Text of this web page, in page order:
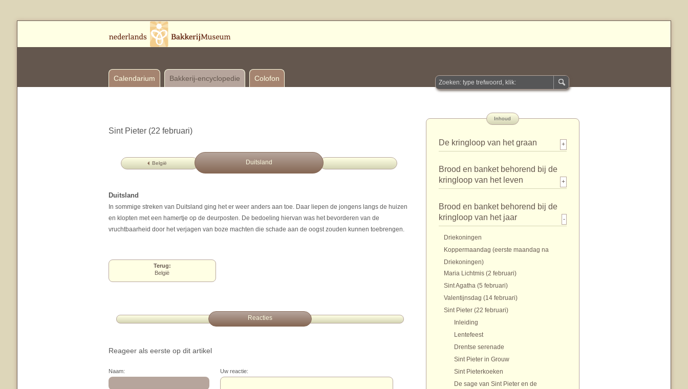
Calendarium Bakkerij-encyclopedie Colofon
Sint Pieter (22 februari)
België Duitsland
Duitsland
In sommige streken van Duitsland ging het er weer anders aan toe. Daar liepen de jongens langs de huizen
en klopten met een hamertje op de deurposten. De bedoeling hiervan was het bevorderen van de
vruchtbaarheid door het verjagen van boze machten die schade aan de oogst zouden kunnen toebrengen.
Terug:
België
Reacties
Reageer als eerste op dit artikel
Naam: Uw reactie:
Inhoud
De kringloop van het graan +
Brood en banket behorend bij de
kringloop van het leven
+
Brood en banket behorend bij de
kringloop van het jaar
-
Driekoningen
Koppermaandag (eerste maandag na
Driekoningen)
Maria Lichtmis (2 februari)
Sint Agatha (5 februari)
Valentijnsdag (14 februari)
Sint Pieter (22 februari)
Inleiding
Lentefeest
Drentse serenade
Sint Pieter in Grouw
Sint Pieterkoeken
De sage van Sint Pieter en de